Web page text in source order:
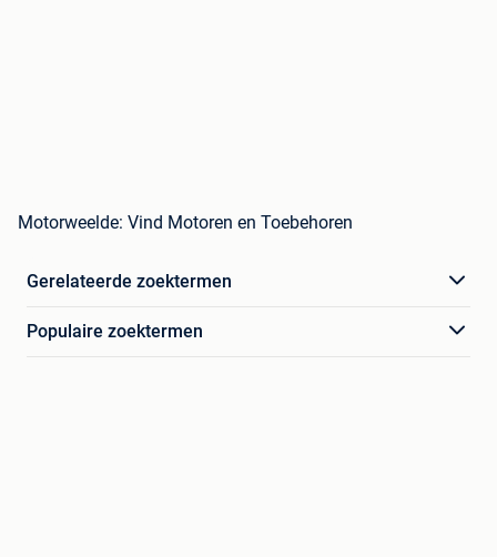
Motorweelde: Vind Motoren en Toebehoren
Gerelateerde zoektermen
Populaire zoektermen